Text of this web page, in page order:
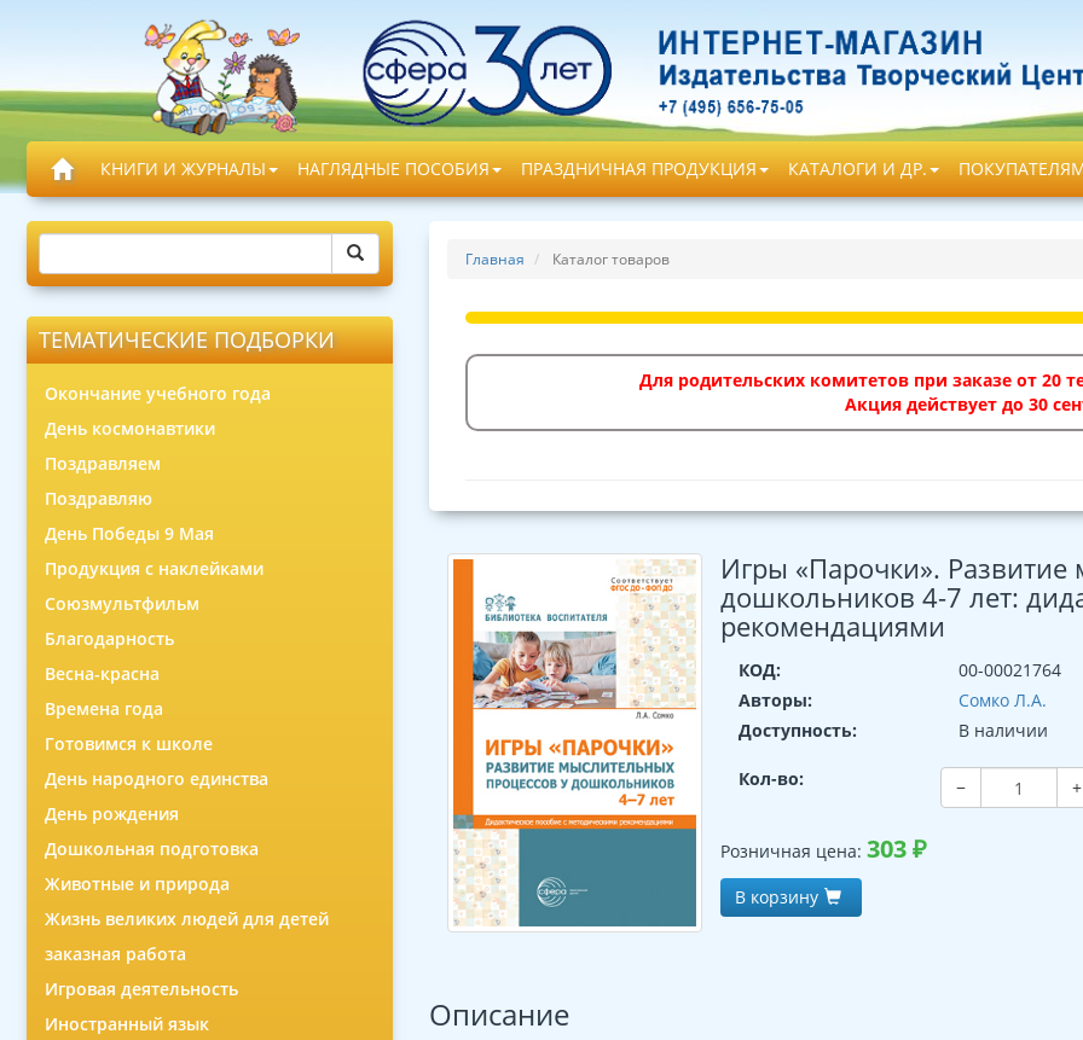
КНИГИ И ЖУРНАЛЫ НАГЛЯДНЫЕ ПОСОБИЯ ПРАЗДНИЧНАЯ ПРОДУКЦИЯ КАТАЛОГИ И ДР.
ТЕМАТИЧЕСКИЕ ПОДБОРКИ
Окончание учебного года
День космонавтики
Поздравляем
Поздравляю
День Победы 9 Мая
Продукция с наклейками
Союзмультфильм
Благодарность
Весна-красна
Времена года
Готовимся к школе
День народного единства
День рождения
Дошкольная подготовка
Животные и природа
Жизнь великих людей для детей
заказная работа
Игровая деятельность
Иностранный язык
Главная Каталог товаров
Для родительских комитетов при заказе от 20
Акция действует до 30
Игры «Парочки».
дошкольников 4-7 лет:
рекомендациями
КОД:
00-00021764
Авторы:
Сомко Л.А.
Доступность:
В наличии
Кол-во: − +
Розничная цена:303₽
В корзину
Описание